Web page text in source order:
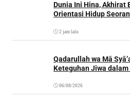
Dunia Ini Hina, Akhirat
Orientasi Hidup
2 jam lalu
Qadarullah wa Mā
Keteguhan Jiwa
06/08/2026